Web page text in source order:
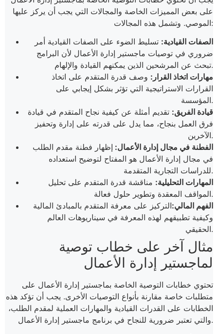
على بعض المميزات الخاصة والمجالات التي يجب أن يركز عليها
الموصي. وتشمل هذه المجالات:
الصفات القيادية: تسليط الضوء على الصفات القيادية أمر
ضروري في توصيات ماجستير إدارة الأعمال لأن البرامج
تبحث عن المرشحين الذين يمكنهم القيادة والإلهام.
مهارات اتخاذ القرار: وصف قدرة المتقدم على اتخاذ
القرارات الاستراتيجية التي تؤثر بشكل إيجابي على
المؤسسة.
قيادة الفريق: تقديم أمثلة عن كيفية نجاح المتقدم في قيادة
فرق العمل بنجاح، مما يدل على قدرته على إدارة وتحفيز
الآخرين.
الفطنة في مجال إدارة الأعمال: إظهار فطنة مقدم الطلب
في مجال إدارة الأعمال هو المفتاح لتوضيح استعداده
للدراسات التجارية المتقدمة.
المهارات التحليلية: مناقشة قدرة المتقدم على تحليل
المواقف المعقدة وتطوير حلول فعالة.
الفهم المالي:التركيز على معرفة المتقدم بالمبادئ المالية
وكيفية تطبيقهم لهذه المعرفة في سيناريوهات العالم
الحقيقي.
مثال آخر على خطاب توصية
لماجستير إدارة الأعمال
تحتوي خطابات التوصية الخاصة بماجستير إدارة الأعمال على
متطلبات خاصة مقارنة بأنواع التوصيات الأخرى. يجب أن تؤكد هذه
الخطابات على القدرات القيادية والمهارات العملية لمقدم الطلب،
والتي تعتبر ضرورية للنجاح في برنامج ماجستير إدارة الأعمال.